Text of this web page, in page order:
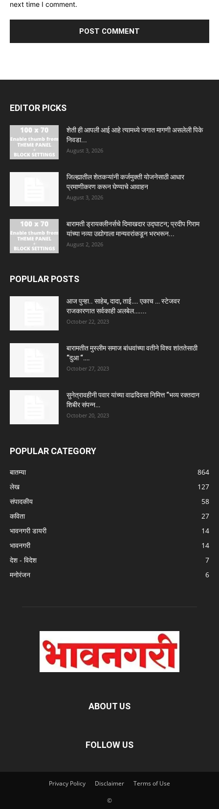
next time I comment.
EDITOR PICKS
शेती ही आपली आई आहे त्यामध्ये जगात मागणी असलेली पिके
निवडा...
August 3, 2026
जिल्ह्यातील शेतकऱ्यांनी कर्जमुक्ती योजनेसाठी आधार
प्रमाणीकरण करून घेण्याचे आवाहन
August 3, 2026
बारामती ड्रायक्लीनर्सचे दिमाखदार उद्घाटन; प्रदीप गिराम
यांच्या नव्या उद्योगाला मान्यवरांकडून भरभरून...
August 2, 2026
POPULAR POSTS
आज पुन्हा.. साहेब, दादा, ताई…. एकाच … स्टेजवर
राजकारणात सर्वकाही अलबेल…....
October 22, 2023
बारामतीत मुस्लीम समाज बांधवांच्या वतीने विश्व शांततेसाठी
“दुआ “….
October 27, 2023
सुनेत्रावहीनी पवार यांच्या वाढदिवसा निमित्त “भव्य रक्तदान
शिबीर संपन्न…
October 20, 2023
POPULAR CATEGORY
बातम्या
864
लेख
127
संपादकीय
58
कविता
27
भावनगरी डायरी
14
भावनगरी
14
देश - विदेश
7
मनोरंजन
6
ABOUT US
FOLLOW US
Privacy Policy Disclaimer Terms of Use
©